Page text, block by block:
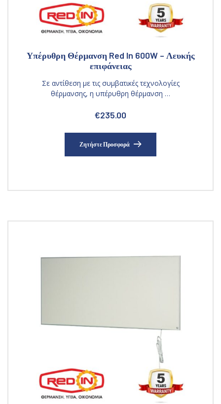
Υπέρυθρη Θέρμανση Red In 600W – Λευκής
επιφάνειας
Σε αντίθεση με τις συμβατικές τεχνολογίες
θέρμανσης, η υπέρυθρη θέρμανση …
€235.00
Ζητήστε Προσφορά